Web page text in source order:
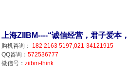
上海ZIIBM----“诚信经营，君子爱本
购机咨询：
182 2163 5197,021-34121915
QQ咨询： 572536777
微信号： ziibm-think